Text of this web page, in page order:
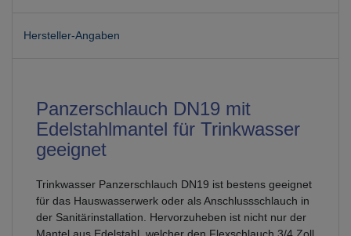
Hersteller-Angaben
Panzerschlauch DN19 mit
Edelstahlmantel für Trinkwasser
geeignet
Trinkwasser Panzerschlauch DN19 ist bestens geeignet
für das Hauswasserwerk oder als Anschlussschlauch in
der Sanitärinstallation. Hervorzuheben ist nicht nur der